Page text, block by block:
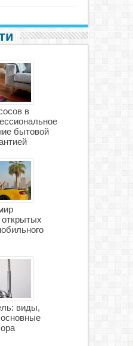
в
бытовой
открытых
виды,